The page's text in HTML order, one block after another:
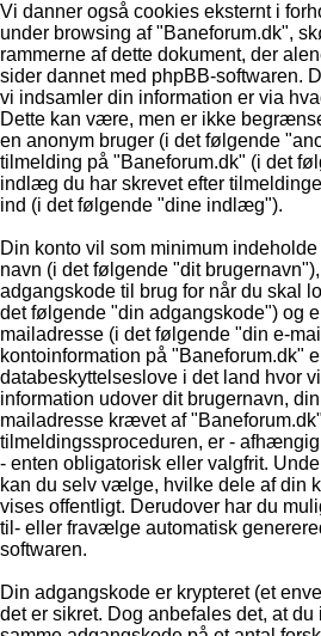
Vi danner også cookies eksternt i
under browsing af "Baneforum.dk",
rammerne af dette dokument, der
sider dannet med phpBB-softwaren.
vi indsamler din information er via
Dette kan være, men er ikke
en anonym bruger (i det følgende
tilmelding på "Baneforum.dk" (i det
indlæg du har skrevet efter
ind (i det følgende "dine indlæg").
Din konto vil som minimum
navn (i det følgende "dit
adgangskode til brug for når du skal
det følgende "din adgangskode") og
mailadresse (i det følgende "din e-
kontoinformation på "Baneforum.dk"
databeskyttelseslove i det land hvor
information udover dit brugernavn,
mailadresse krævet af
tilmeldingssproceduren, er -
- enten obligatorisk eller valgfrit.
kan du selv vælge, hvilke dele af din
vises offentligt. Derudover har du
til- eller fravælge automatisk
softwaren.
Din adgangskode er krypteret (et
det er sikret. Dog anbefales det, at